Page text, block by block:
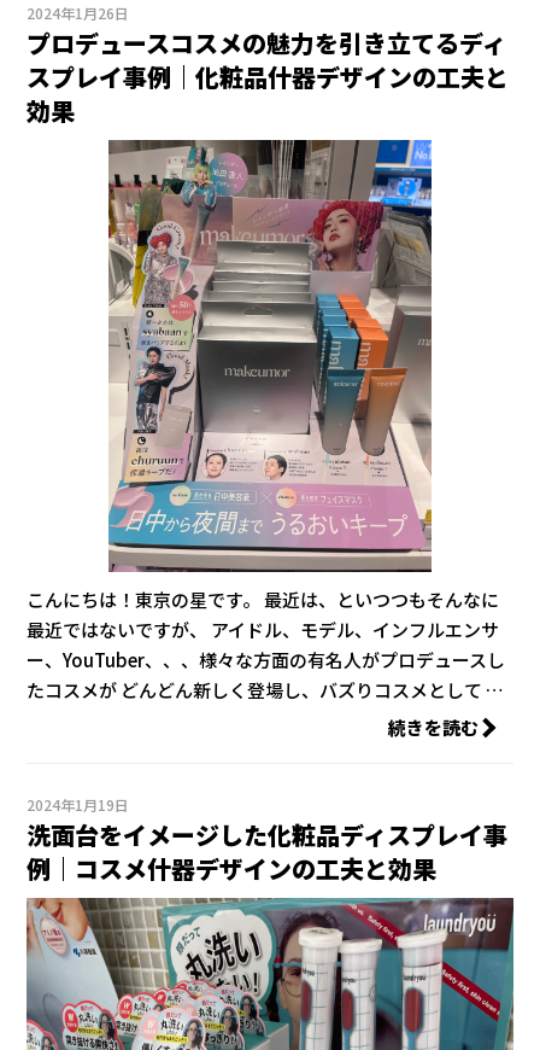
2024年1月26日
プロデュースコスメの魅力を引き立てるディ
スプレイ事例｜化粧品什器デザインの工夫と
効果
こんにちは！東京の星です。 最近は、といつつもそんなに
最近ではないですが、 アイドル、モデル、インフルエンサ
ー、YouTuber、、、様々な方面の有名人がプロデュースし
たコスメが どんどん新しく登場し、バズりコスメとして …
続きを読む
2024年1月19日
洗面台をイメージした化粧品ディスプレイ事
例｜コスメ什器デザインの工夫と効果